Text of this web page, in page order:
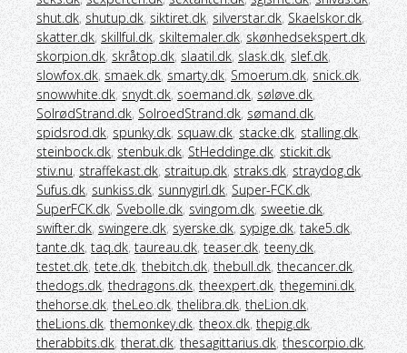
shut.dk, shutup.dk, siktiret.dk, silverstar.dk, Skaelskor.dk,
skatter.dk, skillful.dk, skiltemaler.dk, skønhedsekspert.dk,
skorpion.dk, skråtop.dk, slaatil.dk, slask.dk, slef.dk,
slowfox.dk, smaek.dk, smarty.dk, Smoerum.dk, snick.dk,
snowwhite.dk, snydt.dk, soemand.dk, søløve.dk,
SolrødStrand.dk, SolroedStrand.dk, sømand.dk,
spidsrod.dk, spunky.dk, squaw.dk, stacke.dk, stalling.dk,
steinbock.dk, stenbuk.dk, StHeddinge.dk, stickit.dk,
stiv.nu, straffekast.dk, straitup.dk, straks.dk, straydog.dk,
Sufus.dk, sunkiss.dk, sunnygirl.dk, Super-FCK.dk,
SuperFCK.dk, Svebolle.dk, svingom.dk, sweetie.dk,
swifter.dk, swingere.dk, syerske.dk, sypige.dk, take5.dk,
tante.dk, taq.dk, taureau.dk, teaser.dk, teeny.dk,
testet.dk, tete.dk, thebitch.dk, thebull.dk, thecancer.dk,
thedogs.dk, thedragons.dk, theexpert.dk, thegemini.dk,
thehorse.dk, theLeo.dk, thelibra.dk, theLion.dk,
theLions.dk, themonkey.dk, theox.dk, thepig.dk,
therabbits.dk, therat.dk, thesagittarius.dk, thescorpio.dk,